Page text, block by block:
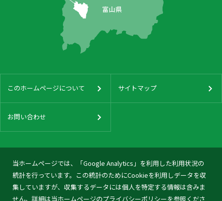
当ホームページでは、「Google Analytics」を利用した利用状況の
統計を行っています。この統計のためにCookieを利用しデータを収
集していますが、収集するデータには個人を特定する情報は含みま
せん。詳細は当ホームページのプライバシーポリシーを参照くださ
このホームページについて サイトマップ
お問い合わせ